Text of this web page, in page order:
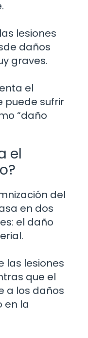
lesiones
daños
graves.
el
puede sufrir
“daño
el
del
en dos
el daño
las lesiones
que el
a los daños
en la